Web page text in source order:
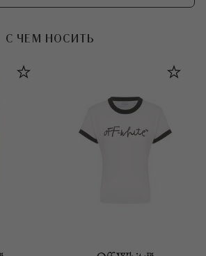
С ЧЕМ НОСИТЬ